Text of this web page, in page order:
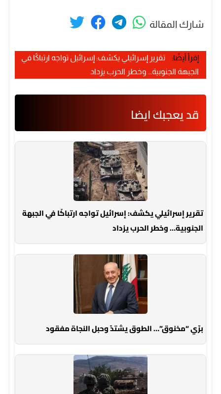
شارك المقالة
إقرأ أيضًا:
تقرير إسرائيلي يكشف: إسرائيل تواجه ارتباكًا في
الجبهة الجنوبية… وخطر الحرب يزداد
قد يعجبك ايضا
تقرير إسرائيلي يكشف: إسرائيل تواجه ارتباكًا في الجبهة
الجنوبية… وخطر الحرب يزداد
برّي “مخنوق”… الطوق يشتدّ وحبل النجاة مفقود